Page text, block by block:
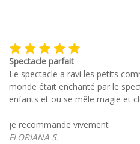
Spectacle parfait
Le spectacle a ravi les petits
monde était enchanté par le
enfants et ou se mêle magie et
je recommande vivement
FLORIANA S.